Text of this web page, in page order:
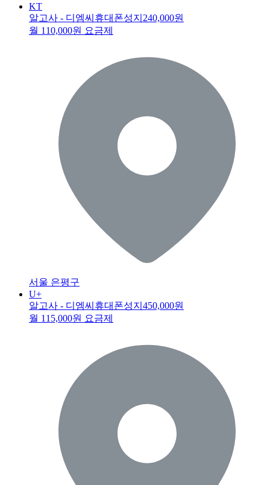
KT
알고사 - 디엠씨휴대폰성지 240,000원
월 110,000원 요금제
서울 은평구
U+
알고사 - 디엠씨휴대폰성지 450,000원
월 115,000원 요금제